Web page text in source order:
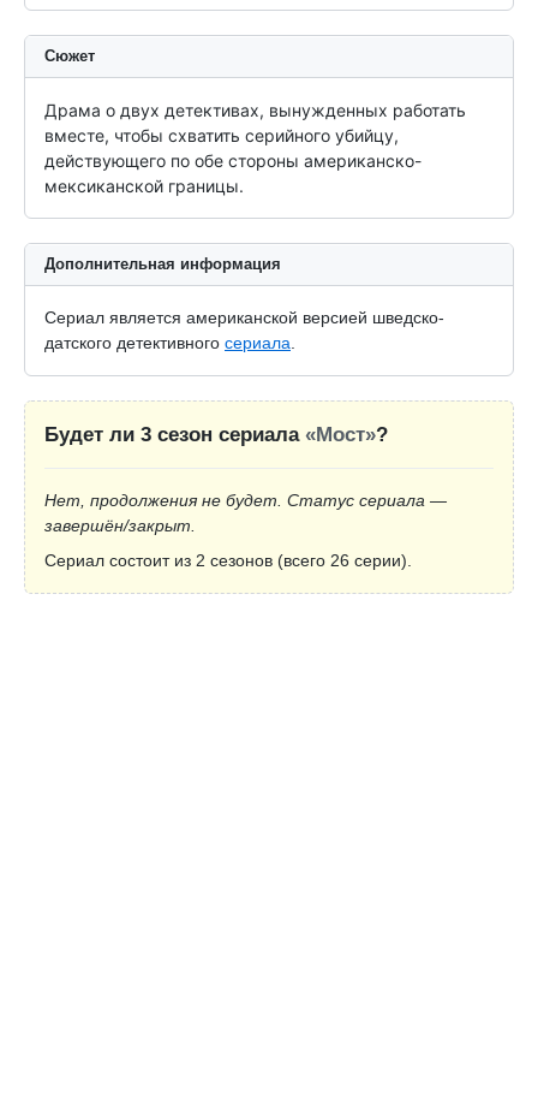
Сюжет
Драма о двух детективах, вынужденных работать
вместе, чтобы схватить серийного убийцу,
действующего по обе стороны американско-
мексиканской границы.
Дополнительная информация
Сериал является американской версией шведско-
датского детективного сериала
Будет ли 3 сезон сериала «Мост»?
Нет, продолжения не будет. Статус сериала —
завершён/закрыт.
Сериал состоит из 2 сезонов (всего 26 серии).